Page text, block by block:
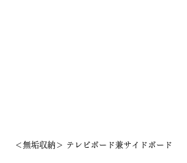
＜無垢収納＞ テレビボード兼サイドボード